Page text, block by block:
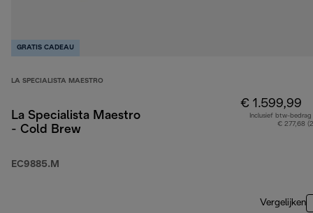
GRATIS CADEAU
LA SPECIALISTA MAESTRO
La Specialista Maestro
- Cold Brew
EC9885.M
€ 1.599,99
Inclusief btw-bedrag
€ 277,68
Vergelijken